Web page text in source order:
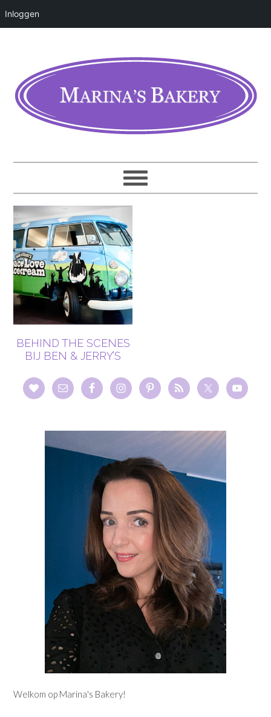
Inloggen
BEHIND THE SCENES
BIJ BEN & JERRY’S
Welkom op Marina's Bakery!